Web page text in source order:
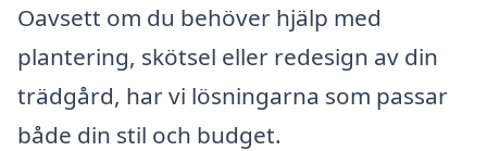
Oavsett om du behöver hjälp med
plantering, skötsel eller redesign av din
trädgård, har vi lösningarna som passar
både din stil och budget.